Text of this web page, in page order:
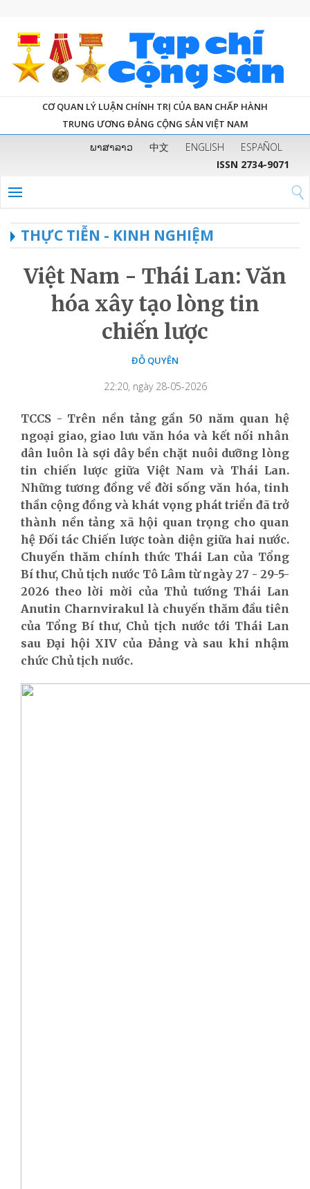
CƠ QUAN LÝ LUẬN CHÍNH TRỊ CỦA BAN CHẤP HÀNH
TRUNG ƯƠNG ĐẢNG CỘNG SẢN VIỆT NAM
ພາສາລາວ 中文 ENGLISH
ESPAÑOL
ISSN 2734-9071
THỰC TIỄN - KINH NGHIỆM
Việt Nam - Thái Lan: Văn
hóa xây tạo lòng tin
chiến lược
ĐỖ QUYÊN
22:20, ngày 28-05-2026
TCCS - Trên nền tảng gần 50 năm quan hệ
ngoại giao, giao lưu văn hóa và kết nối nhân
dân luôn là sợi dây bền chặt nuôi dưỡng lòng
tin chiến lược giữa Việt Nam và Thái Lan.
Những tương đồng về đời sống văn hóa, tinh
thần cộng đồng và khát vọng phát triển đã trở
thành nền tảng xã hội quan trọng cho quan
hệ Đối tác Chiến lược toàn diện giữa hai nước.
Chuyến thăm chính thức Thái Lan của Tổng
Bí thư, Chủ tịch nước Tô Lâm từ ngày 27 - 29-5-
2026 theo lời mời của Thủ tướng Thái Lan
Anutin Charnvirakul là chuyến thăm đầu tiên
của Tổng Bí thư, Chủ tịch nước tới Thái Lan
sau Đại hội XIV của Đảng và sau khi nhậm
chức Chủ tịch nước.